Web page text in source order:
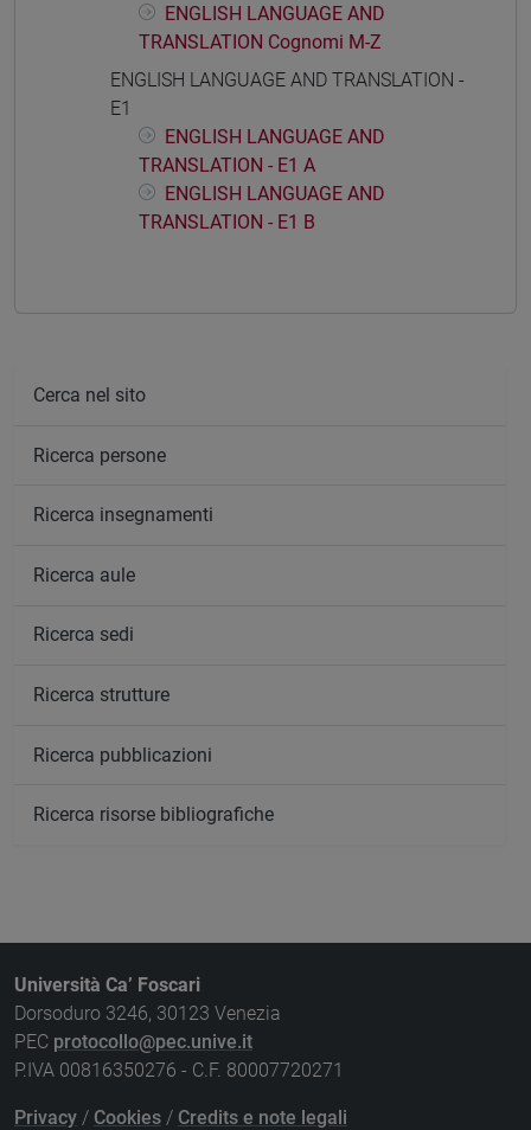
ENGLISH LANGUAGE AND
TRANSLATION Cognomi M-Z
ENGLISH LANGUAGE AND TRANSLATION -
E1
ENGLISH LANGUAGE AND
TRANSLATION - E1 A
ENGLISH LANGUAGE AND
TRANSLATION - E1 B
Cerca nel sito
Ricerca persone
Ricerca insegnamenti
Ricerca aule
Ricerca sedi
Ricerca strutture
Ricerca pubblicazioni
Ricerca risorse bibliografiche
Università Ca’ Foscari
Dorsoduro 3246, 30123 Venezia
PEC protocollo@pec.unive.it
P.IVA 00816350276 - C.F. 80007720271
Privacy / Cookies / Credits e note legali